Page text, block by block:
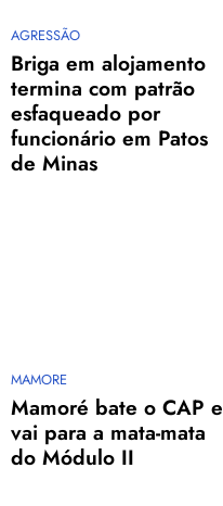
AGRESSÃO
Briga em alojamento
termina com patrão
esfaqueado por
funcionário em Patos
de Minas
MAMORE
Mamoré bate o CAP e
vai para a mata-mata
do Módulo II